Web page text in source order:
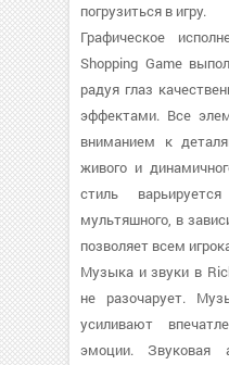
погрузиться в игру.
Графическое
Shopping Game
радуя глаз
эффектами. Все
вниманием к
живого и
стиль
мультяшного, в
позволяет всем
Музыка и звуки в
не разочарует.
усиливают
эмоции. Звуковая